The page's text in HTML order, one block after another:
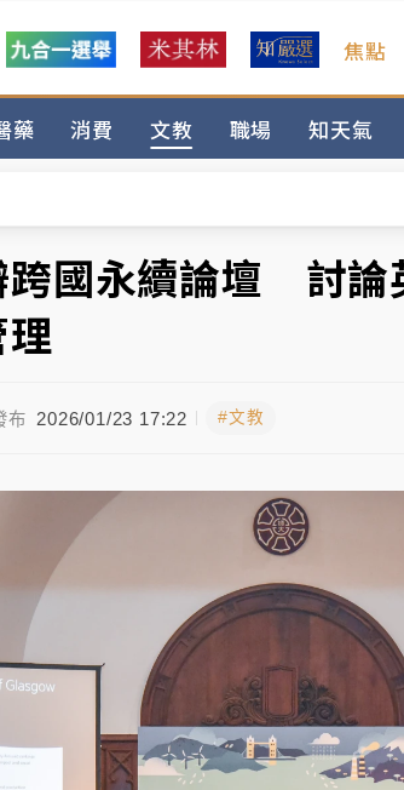
焦點
藥 消費 文教 職場 知天氣
正好卻因左膝疼痛下二軍 日媒感嘆「好事
大摩估去槓桿完成逾半 波動率降至2個月低
！通報109件災情 侯友宜揭這類災損最多
北！時雨量破百毫米 水塔、雨棚砸落毀車
好卻因左膝疼痛下二軍 日媒感嘆「好事多
！通報109件災情 侯友宜揭這類災損最多
北！時雨量破百毫米 水塔、雨棚砸落毀車
跨國永續論壇 討論
理
布 2026/01/23 17:22 #文教